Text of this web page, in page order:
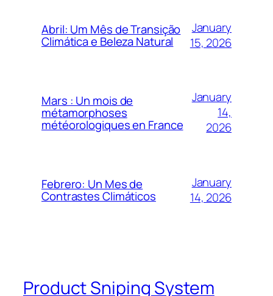
Abril: Um Mês de Transição
Climática e Beleza Natural
January
15, 2026
Mars : Un mois de
métamorphoses
météorologiques en France
January
14,
2026
Febrero: Un Mes de
Contrastes Climáticos
January
14, 2026
Product Sniping System